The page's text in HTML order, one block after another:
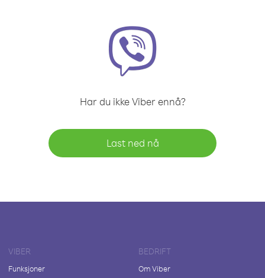
Har du ikke Viber ennå?
Last ned nå
VIBER
Funksjoner
BEDRIFT
Om Viber